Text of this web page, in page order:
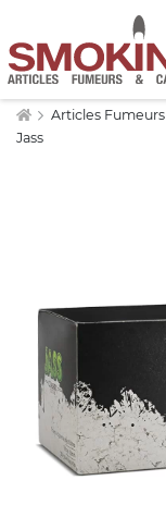
Articles Fumeurs
Jass